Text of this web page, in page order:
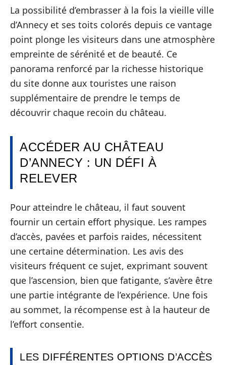
La possibilité d’embrasser à la fois la vieille ville
d’Annecy et ses toits colorés depuis ce vantage
point plonge les visiteurs dans une atmosphère
empreinte de sérénité et de beauté. Ce
panorama renforcé par la richesse historique
du site donne aux touristes une raison
supplémentaire de prendre le temps de
découvrir chaque recoin du château.
ACCÉDER AU CHÂTEAU
D’ANNECY : UN DÉFI À
RELEVER
Pour atteindre le château, il faut souvent
fournir un certain effort physique. Les rampes
d’accès, pavées et parfois raides, nécessitent
une certaine détermination. Les avis des
visiteurs fréquent ce sujet, exprimant souvent
que l’ascension, bien que fatigante, s’avère être
une partie intégrante de l’expérience. Une fois
au sommet, la récompense est à la hauteur de
l’effort consentie.
LES DIFFÉRENTES OPTIONS D’ACCÈS